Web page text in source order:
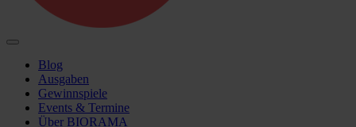
Blog
Ausgaben
Gewinnspiele
Events & Termine
Über BIORAMA